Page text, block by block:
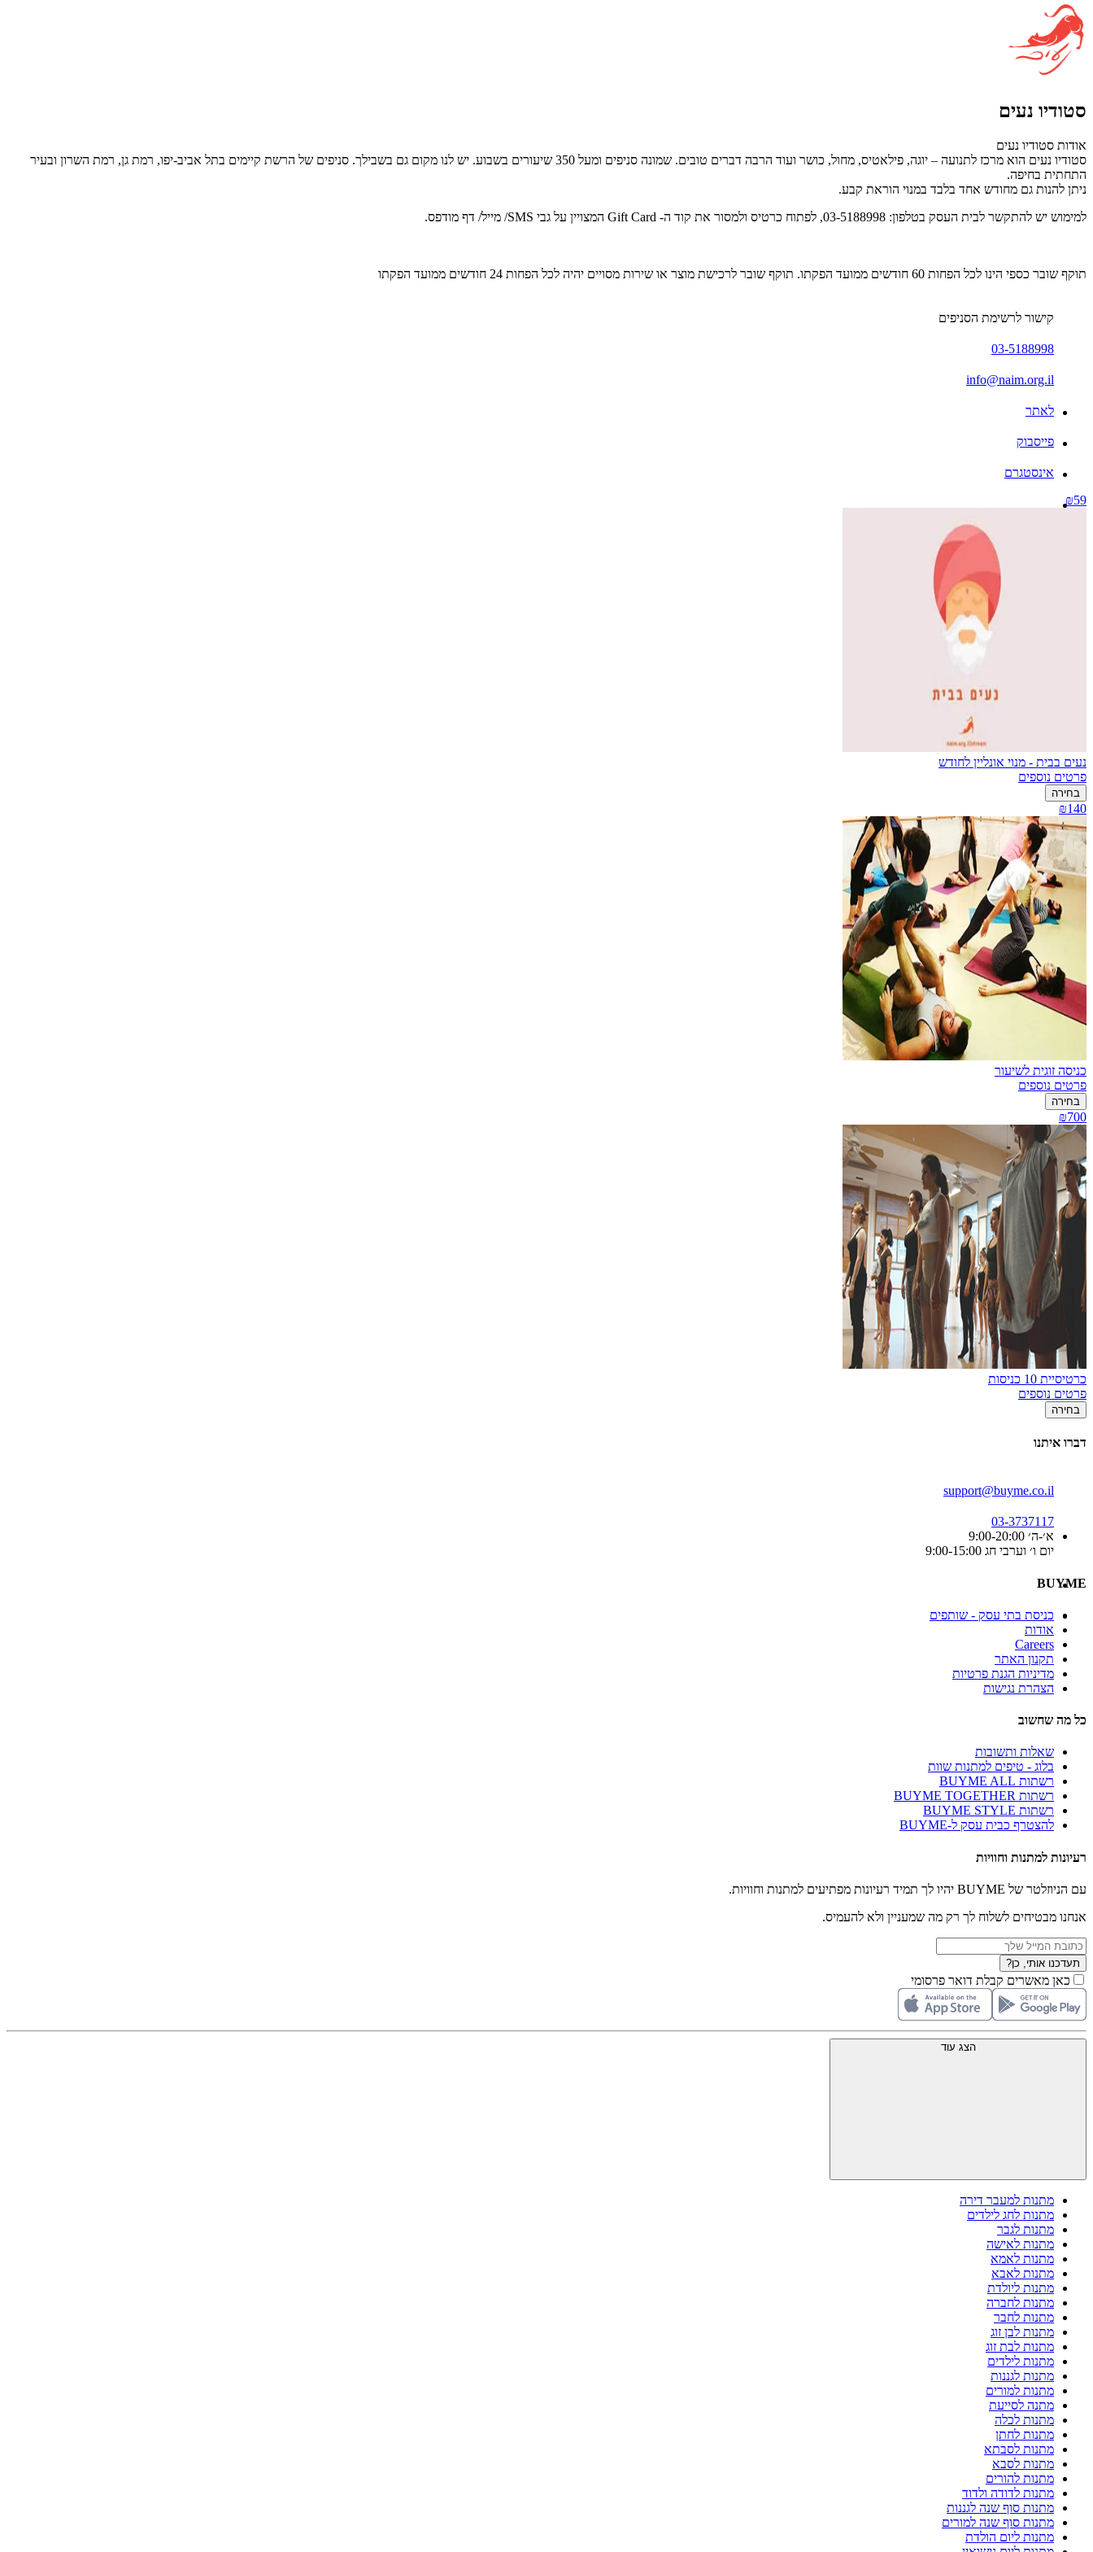
סטודיו נעים
אודות סטודיו נעים
סטודיו נעים הוא מרכז לתנועה – יוגה, פילאטיס, מחול, כושר ועוד הרבה דברים טובים. שמונה סניפים ומעל 350 שיעורים בשבוע. יש לנו מקום גם בשבילך. סניפים של הרשת קיימים בתל אביב-יפו, רמת גן, רמת השרון ובעיר
התחתית בחיפה.
ניתן להנות גם מחודש אחד בלבד במנוי הוראת קבע.
למימוש יש להתקשר לבית העסק בטלפון: 03-5188998, לפתוח כרטיס ולמסור את קוד ה- Gift Card המצויין על גבי SMS/ מייל/ דף מודפס.
תוקף שובר כספי הינו לכל הפחות 60 חודשים ממועד הפקתו. תוקף שובר לרכישת מוצר או שירות מסויים יהיה לכל הפחות 24 חודשים ממועד הפקתו
קישור לרשימת הסניפים
03-5188998
info@naim.org.il
לאתר
פייסבוק
אינסטגרם
₪59
נעים בבית - מנוי אונליין לחודש
פרטים נוספים
בחירה
₪140
כניסה זוגית לשיעור
פרטים נוספים
בחירה
₪700
כרטיסיית 10 כניסות
פרטים נוספים
בחירה
דברו איתנו
support@buyme.co.il
03-3737117
א׳-ה׳ 9:00-20:00
יום ו׳ וערבי חג 9:00-15:00
BUYME
כניסת בתי עסק - שותפים
אודות
Careers
תקנון האתר
מדיניות הגנת פרטיות
הצהרת נגישות
כל מה שחשוב
שאלות ותשובות
בלוג - טיפים למתנות שוות
רשתות BUYME ALL
רשתות BUYME TOGETHER
רשתות BUYME STYLE
להצטרף כבית עסק ל-BUYME
רעיונות למתנות וחוויות
עם הניוזלטר של BUYME יהיו לך תמיד רעיונות מפתיעים למתנות וחוויות.
אנחנו מבטיחים לשלוח לך רק מה שמעניין ולא להעמיס.
תעדכנו אותי, כן?
כאן מאשרים קבלת דואר פרסומי
הצג עוד
מתנות למעבר דירה
מתנות לחג לילדים
מתנות לגבר
מתנות לאישה
מתנות לאמא
מתנות לאבא
מתנות ליולדת
מתנות לחברה
מתנות לחבר
מתנות לבן זוג
מתנות לבת זוג
מתנות לילדים
מתנות לגננות
מתנות למורים
מתנה לסייעת
מתנות לכלה
מתנות לחתן
מתנות לסבתא
מתנות לסבא
מתנות להורים
מתנות לדודה ולדוד
מתנות סוף שנה לגננות
מתנות סוף שנה למורים
מתנות ליום הולדת